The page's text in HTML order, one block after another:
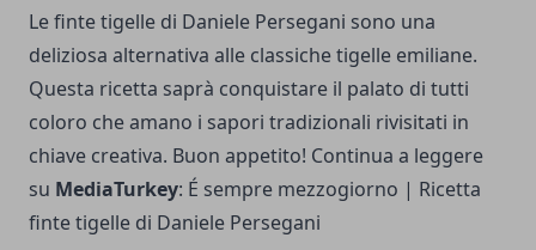
Le finte tigelle di Daniele Persegani sono una
deliziosa alternativa alle classiche tigelle emiliane.
Questa ricetta saprà conquistare il palato di tutti
coloro che amano i sapori tradizionali rivisitati in
chiave creativa. Buon appetito! Continua a leggere
su MediaTurkey: É sempre mezzogiorno | Ricetta
finte tigelle di Daniele Persegani